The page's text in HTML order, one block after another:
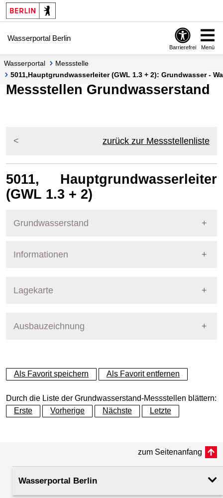
Springe zur Navigation
Springe zum Inhalt
Wasserportal Berlin
Barrierefrei Menü
Wasserportal
Messstelle
5011,Hauptgrundwasserleiter (GWL 1.3 + 2): Grundwasser -
Messstellen Grundwasserstand
zurück zur Messstellenliste
5011, Hauptgrundwasserleiter
(GWL 1.3 + 2)
Grundwasserstand
Dynamische Grafik
Informationen
Nummer
Ausprägung GW-Stand
Grundwasserleiter Hauptgrundwasserleiter
Rohroberkante
(m ü. NHN)
53.13
Lagekarte
+
Ausbauzeichnung
Als Favorit speichern Als Favorit entfernen
Durch die Liste der Grundwasserstand-Messstellen blättern:
Erste
Vorherige Nächste Letzte
zum Seitenanfang
Wasserportal Berlin